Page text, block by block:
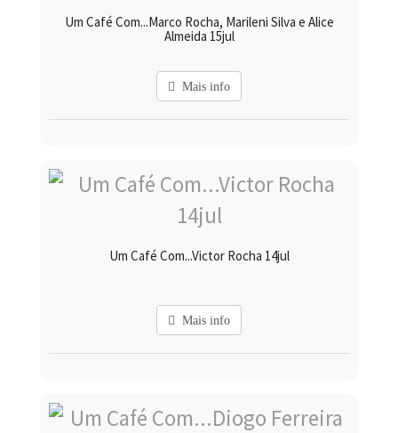
Um Café Com...Marco Rocha, Marileni Silva e Alice
Almeida 15jul
Mais info
Um Café Com...Victor Rocha 14jul
Mais info